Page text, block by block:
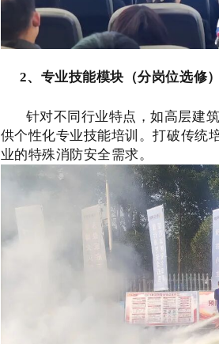
2、专业技能模块（分岗位选修）
针对不同行业特点，如高层建
供个性化专业技能培训。打破传统
业的特殊消防安全需求。